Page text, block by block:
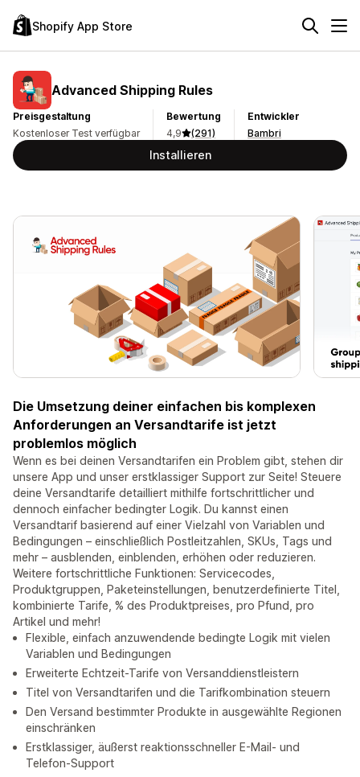
Shopify App Store
Advanced Shipping Rules
Preisgestaltung
Kostenloser Test verfügbar
Bewertung
4,9
(291)
Entwickler
Bambri
Installieren
Die Umsetzung deiner einfachen bis komplexen
Anforderungen an Versandtarife ist jetzt
problemlos möglich
Wenn es bei deinen Versandtarifen ein Problem gibt, stehen dir
unsere App und unser erstklassiger Support zur Seite! Steuere
deine Versandtarife detailliert mithilfe fortschrittlicher und
dennoch einfacher bedingter Logik. Du kannst einen
Versandtarif basierend auf einer Vielzahl von Variablen und
Bedingungen – einschließlich Postleitzahlen, SKUs, Tags und
mehr – ausblenden, einblenden, erhöhen oder reduzieren.
Weitere fortschrittliche Funktionen: Servicecodes,
Produktgruppen, Paketeinstellungen, benutzerdefinierte Titel,
kombinierte Tarife, % des Produktpreises, pro Pfund, pro
Artikel und mehr!
Flexible, einfach anzuwendende bedingte Logik mit vielen
Variablen und Bedingungen
Erweiterte Echtzeit-Tarife von Versanddienstleistern
Titel von Versandtarifen und die Tarifkombination steuern
Den Versand bestimmter Produkte in ausgewählte Regionen
einschränken
Erstklassiger, äußerst reaktionsschneller E-Mail- und
Telefon-Support